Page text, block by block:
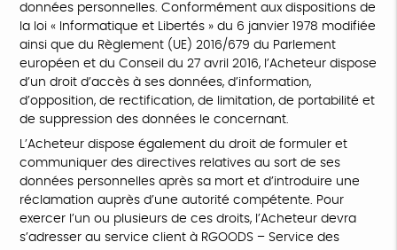
données personnelles. Conformément aux dispositions de
la loi « Informatique et Libertés » du 6 janvier 1978 modifiée
ainsi que du Règlement (UE) 2016/679 du Parlement
européen et du Conseil du 27 avril 2016, l’Acheteur dispose
d’un droit d’accès à ses données, d’information,
d’opposition, de rectification, de limitation, de portabilité et
de suppression des données le concernant.
L’Acheteur dispose également du droit de formuler et
communiquer des directives relatives au sort de ses
données personnelles après sa mort et d’introduire une
réclamation auprès d’une autorité compétente. Pour
exercer l’un ou plusieurs de ces droits, l’Acheteur devra
s’adresser au service client à RGOODS – Service des